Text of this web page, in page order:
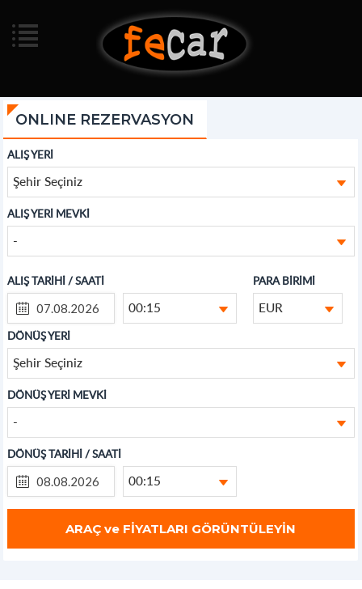
ONLINE REZERVASYON
ALIŞ YERİ
Şehir Seçiniz
ALIŞ YERİ MEVKİ
-
ALIŞ TARİHİ / SAATİ
00:15
PARA BİRİMİ
EUR
DÖNÜŞ YERİ
Şehir Seçiniz
DÖNÜŞ YERİ MEVKİ
-
DÖNÜŞ TARİHİ / SAATİ
00:15